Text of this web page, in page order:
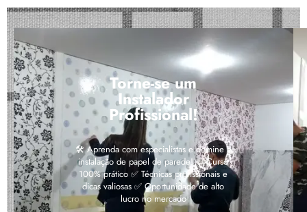
Torne-se um
Instalador
Profissional!
🛠️ Aprenda com especialistas e domine a
instalação de papel de parede! ✅ Curso
100% prático ✅ Técnicas profissionais e
dicas valiosas ✅ Oportunidade de alto
lucro no mercado